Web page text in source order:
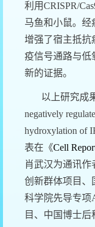
利用CRISPR/
马鱼和小鼠。经
增强了宿主抵抗
疫信号通路与低
新的证据。
以上研究成
negatively
hydroxylation of
表在《Cell
肖武汉为通讯作
创新群体项目、
科学院先导专项
目、中国博士后